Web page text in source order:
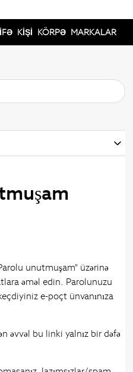
KİŞİ KÖRPƏ MARKALAR
unutmuşam" üzərinə
əməl edin. Parolunuzu
e-poçt ünvanınıza
əvvəl bu linki yalnız bir dəfə